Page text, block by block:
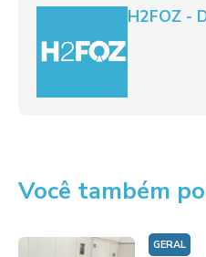
H2FOZ -
Você também
GERAL